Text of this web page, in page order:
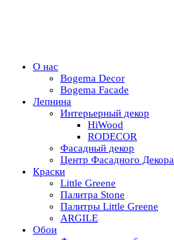
О нас
Bogema Decor
Bogema Facade
Лепнина
Интерьерный декор
HiWood
RODECOR
Фасадный декор
Центр Фасадного Декора
Краски
Little Greene
Палитра Stone
Палитры Little Greene
ARGILE
Обои